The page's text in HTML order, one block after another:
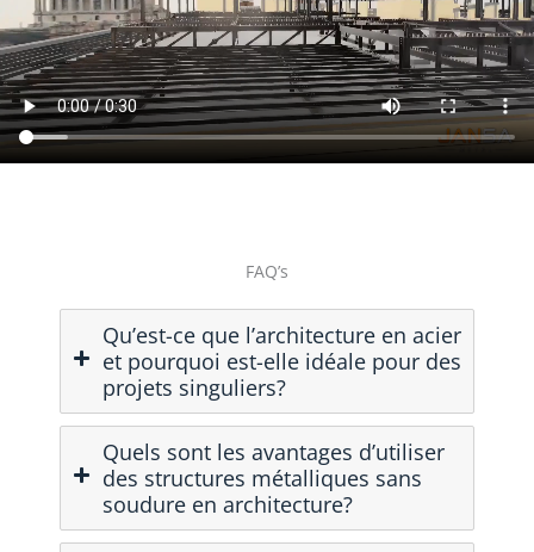
FAQ’s
Qu’est-ce que l’architecture en acier
et pourquoi est-elle idéale pour des
projets singuliers?
Quels sont les avantages d’utiliser
des structures métalliques sans
soudure en architecture?